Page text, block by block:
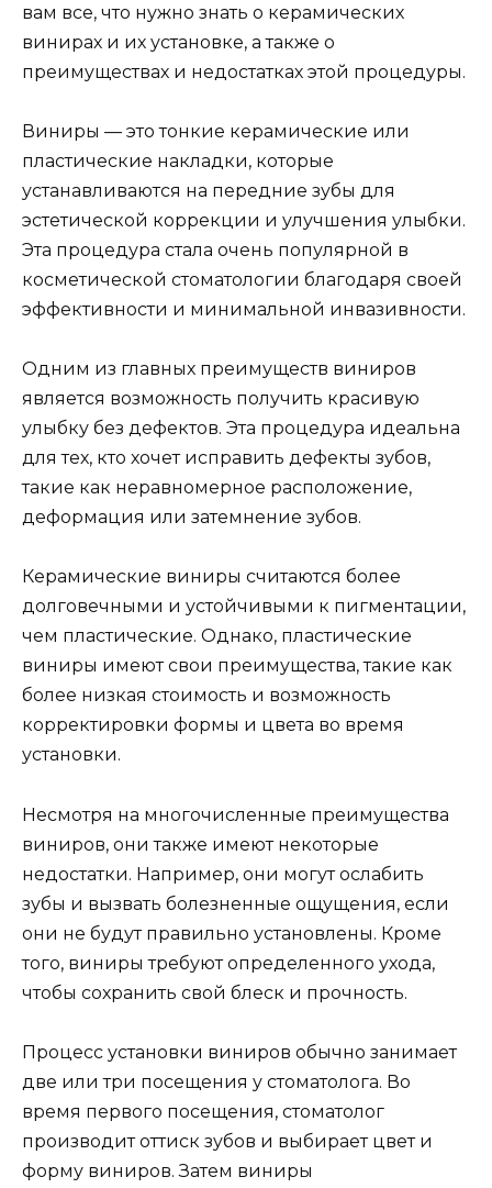
вам все, что нужно знать о керамических
винирах и их установке, а также о
преимуществах и недостатках этой процедуры.
Виниры — это тонкие керамические или
пластические накладки, которые
устанавливаются на передние зубы для
эстетической коррекции и улучшения улыбки.
Эта процедура стала очень популярной в
косметической стоматологии благодаря своей
эффективности и минимальной инвазивности.
Одним из главных преимуществ виниров
является возможность получить красивую
улыбку без дефектов. Эта процедура идеальна
для тех, кто хочет исправить дефекты зубов,
такие как неравномерное расположение,
деформация или затемнение зубов.
Керамические виниры считаются более
долговечными и устойчивыми к пигментации,
чем пластические. Однако, пластические
виниры имеют свои преимущества, такие как
более низкая стоимость и возможность
корректировки формы и цвета во время
установки.
Несмотря на многочисленные преимущества
виниров, они также имеют некоторые
недостатки. Например, они могут ослабить
зубы и вызвать болезненные ощущения, если
они не будут правильно установлены. Кроме
того, виниры требуют определенного ухода,
чтобы сохранить свой блеск и прочность.
Процесс установки виниров обычно занимает
две или три посещения у стоматолога. Во
время первого посещения, стоматолог
производит оттиск зубов и выбирает цвет и
форму виниров. Затем виниры